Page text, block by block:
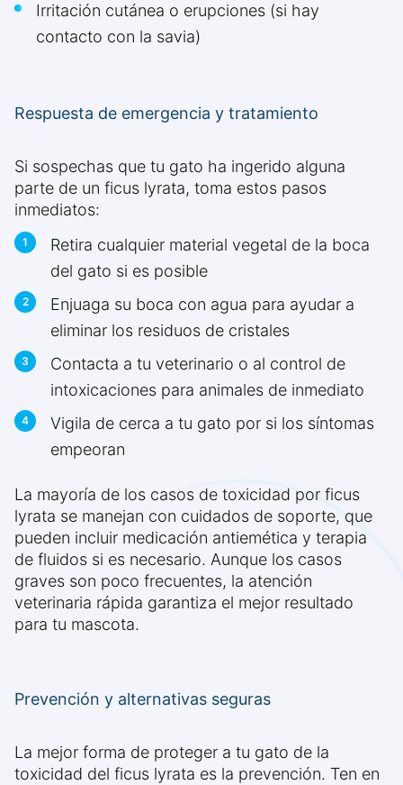
Irritación cutánea o erupciones (si hay
contacto con la savia)
Respuesta de emergencia y tratamiento
Si sospechas que tu gato ha ingerido alguna
parte de un ficus lyrata, toma estos pasos
inmediatos:
Retira cualquier material vegetal de la boca
del gato si es posible
Enjuaga su boca con agua para ayudar a
eliminar los residuos de cristales
Contacta a tu veterinario o al control de
intoxicaciones para animales de inmediato
Vigila de cerca a tu gato por si los síntomas
empeoran
La mayoría de los casos de toxicidad por ficus
lyrata se manejan con cuidados de soporte, que
pueden incluir medicación antiemética y terapia
de fluidos si es necesario. Aunque los casos
graves son poco frecuentes, la atención
veterinaria rápida garantiza el mejor resultado
para tu mascota.
Prevención y alternativas seguras
La mejor forma de proteger a tu gato de la
toxicidad del ficus lyrata es la prevención. Ten en